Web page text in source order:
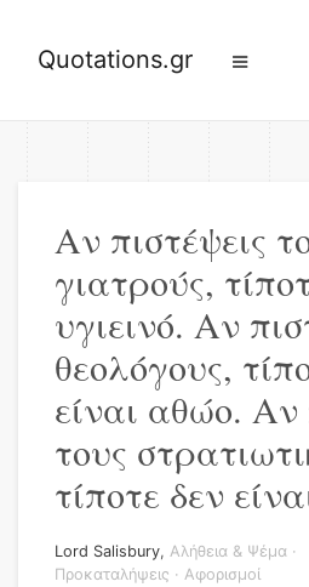
Quotations.gr
Αν πιστέψεις
γιατρούς,
υγιεινό. Αν
θεολόγους,
είναι αθώο. Αν
τους
τίποτε δεν
Lord Salisbury, Αλήθεια & Ψέμα ·
Προκαταλήψεις · Αφορισμοί